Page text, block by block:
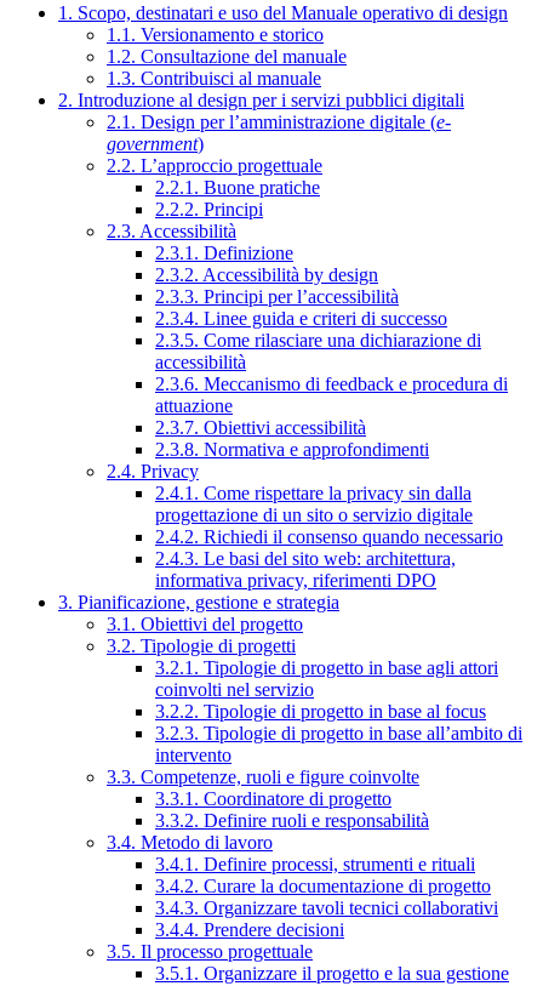
1. Scopo, destinatari e uso del Manuale operativo di design
1.1. Versionamento e storico
1.2. Consultazione del manuale
1.3. Contribuisci al manuale
2. Introduzione al design per i servizi pubblici digitali
2.1. Design per l’amministrazione digitale (e-
government)
2.2. L’approccio progettuale
2.2.1. Buone pratiche
2.2.2. Principi
2.3. Accessibilità
2.3.1. Definizione
2.3.2. Accessibilità by design
2.3.3. Principi per l’accessibilità
2.3.4. Linee guida e criteri di successo
2.3.5. Come rilasciare una dichiarazione di
accessibilità
2.3.6. Meccanismo di feedback e procedura di
attuazione
2.3.7. Obiettivi accessibilità
2.3.8. Normativa e approfondimenti
2.4. Privacy
2.4.1. Come rispettare la privacy sin dalla
progettazione di un sito o servizio digitale
2.4.2. Richiedi il consenso quando necessario
2.4.3. Le basi del sito web: architettura,
informativa privacy, riferimenti DPO
3. Pianificazione, gestione e strategia
3.1. Obiettivi del progetto
3.2. Tipologie di progetti
3.2.1. Tipologie di progetto in base agli attori
coinvolti nel servizio
3.2.2. Tipologie di progetto in base al focus
3.2.3. Tipologie di progetto in base all’ambito di
intervento
3.3. Competenze, ruoli e figure coinvolte
3.3.1. Coordinatore di progetto
3.3.2. Definire ruoli e responsabilità
3.4. Metodo di lavoro
3.4.1. Definire processi, strumenti e rituali
3.4.2. Curare la documentazione di progetto
3.4.3. Organizzare tavoli tecnici collaborativi
3.4.4. Prendere decisioni
3.5. Il processo progettuale
3.5.1. Organizzare il progetto e la sua gestione